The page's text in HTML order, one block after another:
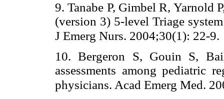
9. Tanabe P, Gimbel R, Yarnold
(version 3) 5-level Triage
J Emerg Nurs. 2004;30(1): 22-9.
10. Bergeron S, Gouin S,
assessments among pediatric
physicians. Acad Emerg Med.